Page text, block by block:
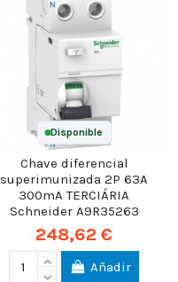
Disponible
Chave diferencial
superimunizada 2P 63A
300mA TERCIÁRIA
Schneider A9R35263
248,62 €
Añadir